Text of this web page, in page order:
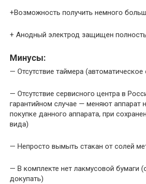
+Возможность получить немного
+ Анодный электрод защищен
Минусы:
— Отсутствие таймера
— Отсутствие сервисного центра в
гарантийном случае — меняют аппарат
покупке данного аппарата, при
вида)
— Непросто вымыть стакан от солей
— В комплекте нет лакмусовой бумаги
докупать)